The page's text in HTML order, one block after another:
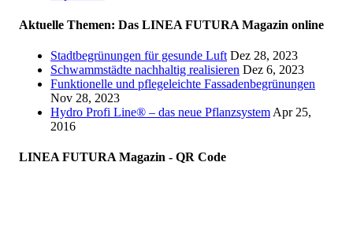
Aktuelle Themen: Das LINEA FUTURA Magazin online
Stadtbegrünungen für gesunde Luft Dez 28, 2023
Schwammstädte nachhaltig realisieren Dez 6, 2023
Funktionelle und pflegeleichte Fassadenbegrünungen
Nov 28, 2023
Hydro Profi Line® – das neue Pflanzsystem Apr 25,
2016
LINEA FUTURA Magazin - QR Code